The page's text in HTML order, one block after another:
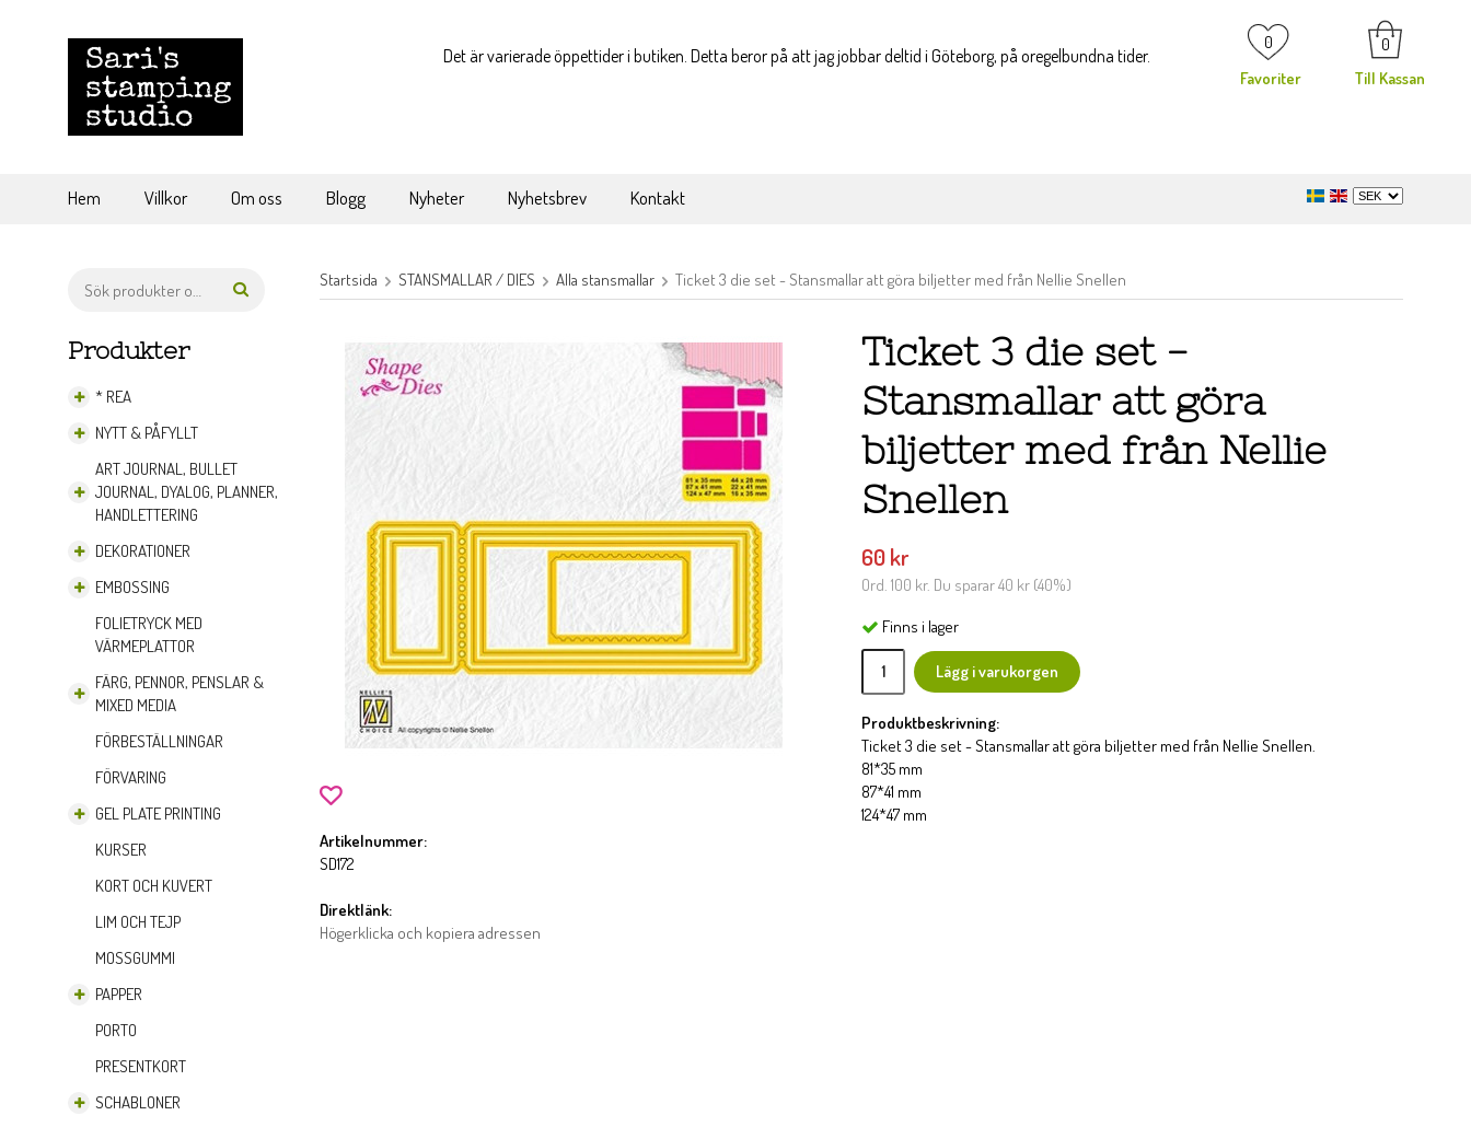
0
Favoriter
0
Till Kassan
Det är varierade öppettider i butiken. Detta beror på att jag jobbar deltid i Göteborg, på oregelbundna tider.
Hem Villkor Om oss Blogg Nyheter Nyhetsbrev Kontakt
Produkter
* REA
NYTT & PÅFYLLT
ART JOURNAL, BULLET
JOURNAL, DYALOG, PLANNER,
HANDLETTERING
DEKORATIONER
EMBOSSING
FOLIETRYCK MED
VÄRMEPLATTOR
FÄRG, PENNOR, PENSLAR &
MIXED MEDIA
FÖRBESTÄLLNINGAR
FÖRVARING
GEL PLATE PRINTING
KURSER
KORT OCH KUVERT
LIM OCH TEJP
MOSSGUMMI
PAPPER
PORTO
PRESENTKORT
SCHABLONER
Startsida STANSMALLAR / DIES Alla stansmallar Ticket 3 die set - Stansmallar att göra biljetter med från Nellie Snellen
Ticket 3 die set -
Stansmallar att göra
biljetter med från Nellie
Snellen
60 kr
Ord. 100 kr. Du sparar40 kr (40%)
Finns i lager
Lägg i varukorgen
Produktbeskrivning:
Ticket 3 die set - Stansmallar att göra biljetter med från Nellie Snellen.
81*35 mm
87*41 mm
124*47 mm
Artikelnummer:
SD172
Direktlänk:
Högerklicka och kopiera adressen